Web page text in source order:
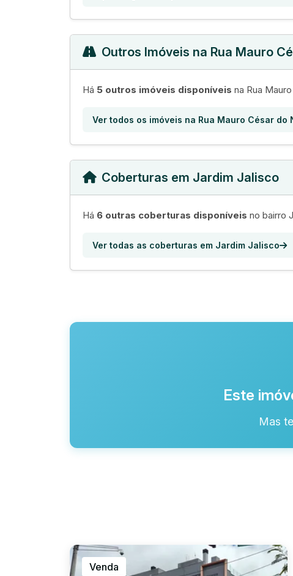
Outros Imóveis na Rua Mauro
Há 5 outros imóveis disponíveis na Rua
Ver todos os imóveis na Rua Mauro César do
Coberturas em Jardim Jalisco
Há 6 outras coberturas disponíveis no bairro
Ver todas as coberturas em Jardim Jalisco
Este
Mas
Venda